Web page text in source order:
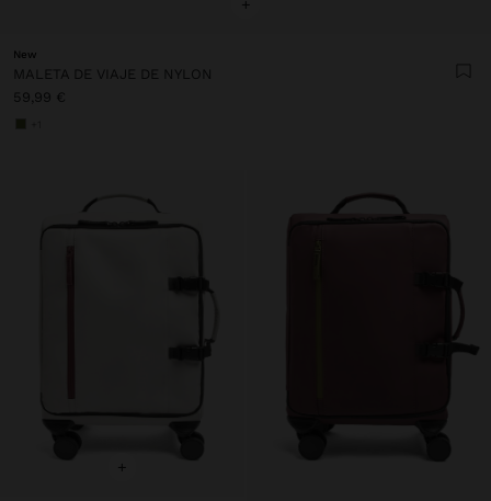
+
New
MALETA DE VIAJE DE NYLON
59,99 €
+